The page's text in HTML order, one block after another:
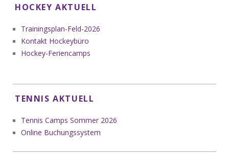
HOCKEY AKTUELL
Trainingsplan-Feld-2026
Kontakt Hockeybüro
Hockey-Feriencamps
TENNIS AKTUELL
Tennis Camps Sommer 2026
Online Buchungssystem